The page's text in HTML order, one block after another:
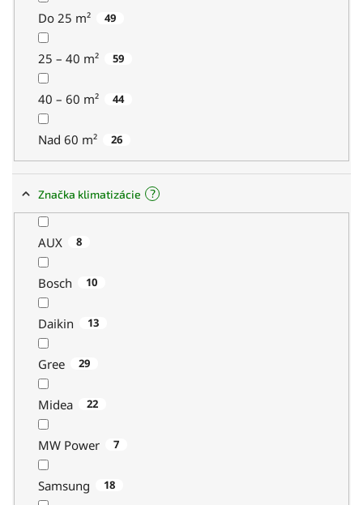
Do 25 m² 49
25 – 40 m² 59
40 – 60 m² 44
Nad 60 m² 26
Značka klimatizácie ?
AUX 8
Bosch 10
Daikin 13
Gree 29
Midea 22
MW Power 7
Samsung 18